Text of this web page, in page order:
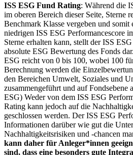
ISS ESG Fund Rating: Während die
im oberen Bereich dieser Seite, Sterne
Benchmark Klasse vergeben und somit
niedrigen ISS ESG Performancescore
Sterne erhalten kann, stellt der ISS
absolute ESG Bewertung des Fonds
ESG reicht von 0 bis 100, wobei 100
Berechnung werden die
den Bereichen Umwelt, Soziales und
zusammengeführt und auf Fondsebene
ESG) Weder von dem ISS ESG
Rating kann jedoch auf die
geschlossen werden. Der ISS ESG
Informationen darüber wie gut die
Nachhaltigkeitsrisiken und -chancen
kann daher für Anleger*innen
sind, dass eine besonders gute